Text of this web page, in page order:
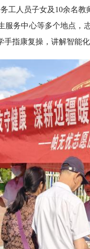
工人员子女及10余名
服务中心等多个地点
指康复操，讲解智能